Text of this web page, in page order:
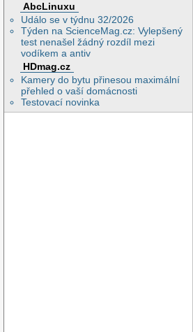
AbcLinuxu
Událo se v týdnu 32/2026
Týden na ScienceMag.cz: Vylepšený
test nenašel žádný rozdíl mezi
vodíkem a antiv
HDmag.cz
Kamery do bytu přinesou maximální
přehled o vaší domácnosti
Testovací novinka